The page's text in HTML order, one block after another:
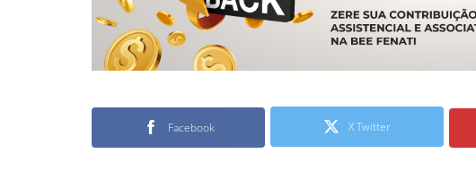
Facebook X Twitter